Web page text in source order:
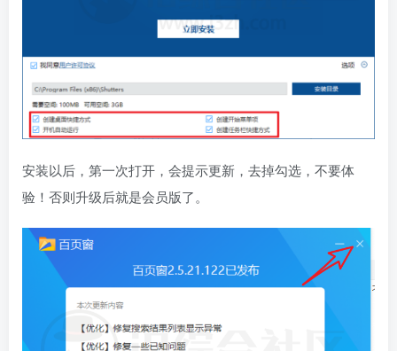
安装以后，第一次打开，会提示更新，去掉勾选，不要体
验！否则升级后就是会员版了。